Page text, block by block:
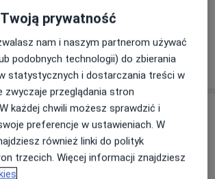
prywatność
nam i naszym partnerom używać
podobnych technologii) do zbierania
statystycznych i dostarczania treści w
zwyczaje przeglądania stron
każdej chwili możesz sprawdzić i
preferencje w ustawieniach. W
również linki do polityk
trzecich. Więcej informacji znajdziesz